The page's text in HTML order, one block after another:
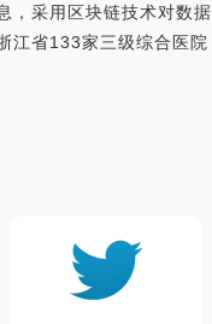
，采用区块链技术对数据
江省133家三级综合医院